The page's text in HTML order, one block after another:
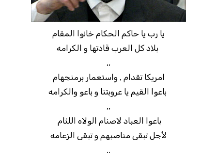
يا رب يا حاكم الحكام خانوا المقام
بلاد كل العرب قادتها و الكرامه
,,
امريكا تقدام , واستعمار برمنجهام
باعوا القيم يا عروبتنا و باعو والكرامه
,,
باعوا العباد لاصنام الولاه اللئام
لأجل تبقى مناصبهم و تبقى الزعامه
,,